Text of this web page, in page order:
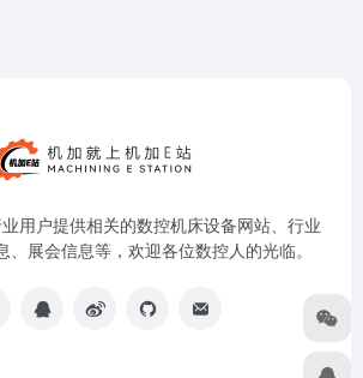
用户提供相关的数控机床设备网站、行业
、展会信息等，欢迎各位数控人的光临。